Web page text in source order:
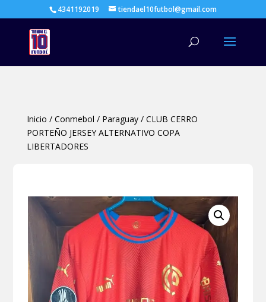
4341192019 tiendael10futbol@gmail.com
Inicio / Conmebol / Paraguay/ CLUB CERRO
PORTEÑO JERSEY ALTERNATIVO COPA
LIBERTADORES